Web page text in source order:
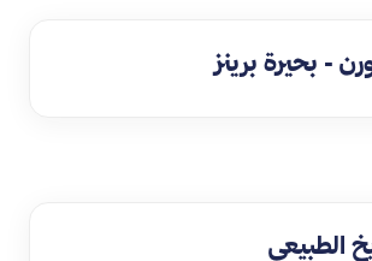
- بحيرة برينز
الطبيعي